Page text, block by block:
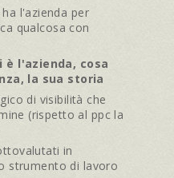
l'azienda per
qualcosa con
è l'azienda, cosa
la sua storia
di visibilità che
(rispetto al ppc la
in
strumento di lavoro